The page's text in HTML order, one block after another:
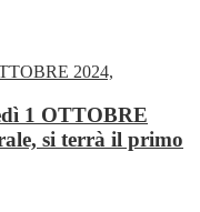
1 OTTOBRE
si terrà il primo